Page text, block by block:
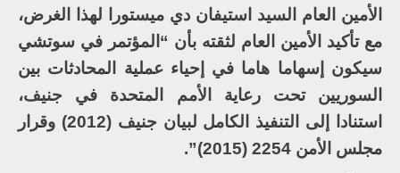
الأمين العام السيد استيفان دي ميستورا لهذا الغرض،
مع تأكيد الأمين العام لثقته بأن “المؤتمر في سوتشي
سيكون إسهاما هاما في إحياء عملية المحادثات بين
السوريين تحت رعاية الأمم المتحدة في جنيف،
استنادا إلى التنفيذ الكامل لبيان جنيف (2012) وقرار
مجلس الأمن 2254 (2015)”.